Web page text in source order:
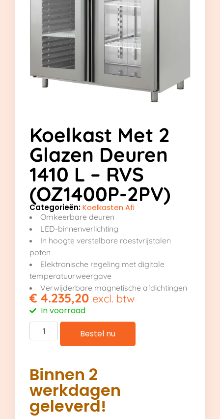
Koelkast Met 2
Glazen Deuren
1410 L – RVS
(OZ1400P-2PV)
Categorieën:Koelkasten Afi
Omkeerbare deuren
LED-binnenverlichting
In hoogte verstelbare roestvrijstalen
poten
Elektronische regeling met digitale
temperatuurweergave
Verwijderbare magnetische afdichtingen
€ 4.235,20 excl. btw
In voorraad
Bestel nu
Binnen 2
werkdagen
geleverd!